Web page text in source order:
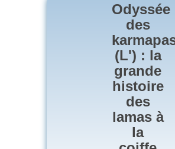
Odyssée
des
(L') : la
grande
histoire
des
lamas à
la